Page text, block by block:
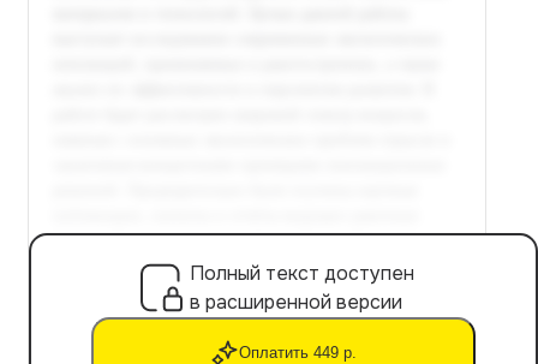
Полный текст доступен
в расширенной версии
Оплатить 449 р.